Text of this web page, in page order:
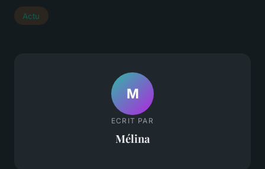
Actu
M
ECRIT PAR
Mélina